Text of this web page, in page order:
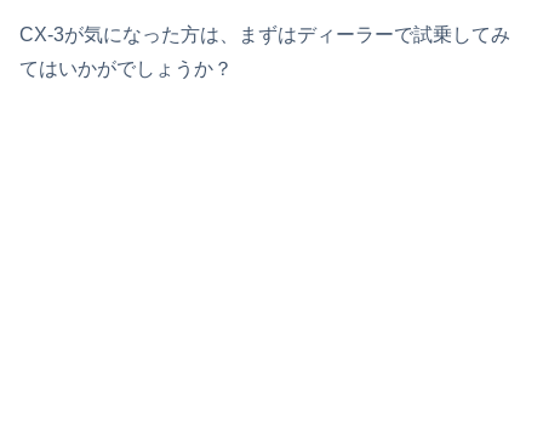
CX-3が気になった方は、まずはディーラーで試乗してみ
てはいかがでしょうか？